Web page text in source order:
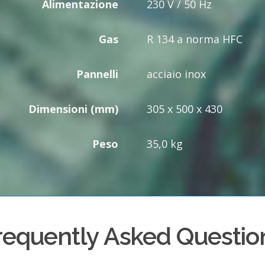
Alimentazione 230 V / 50 Hz
Gas R 134 a norma HFC
Pannelli acciaio inox
Dimensioni (mm) 305 x 500 x 430
Peso 35,0 kg
Asked